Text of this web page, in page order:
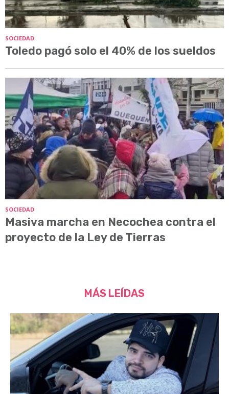
SOCIEDAD
Toledo pagó solo el 40% de los sueldos
SOCIEDAD
Masiva marcha en Necochea contra el
proyecto de la Ley de Tierras
MÁS LEÍDAS